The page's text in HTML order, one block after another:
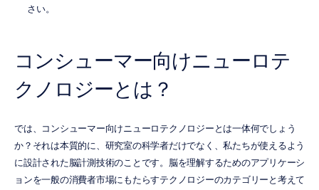
さい。
コンシューマー向けニューロテ
クノロジーとは？
では、コンシューマー向けニューロテクノロジーとは一体何でしょう
か？それは本質的に、研究室の科学者だけでなく、私たちが使えるよう
に設計された脳計測技術のことです。脳を理解するためのアプリケーシ
ョンを一般の消費者市場にもたらすテクノロジーのカテゴリーと考えて